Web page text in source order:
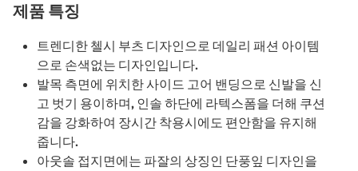
제품 특징
트렌디한 첼시 부츠 디자인으로 데일리 패션 아이템
으로 손색없는 디자인입니다.
발목 측면에 위치한 사이드 고어 밴딩으로 신발을 신
고 벗기 용이하며, 인솔 하단에 라텍스폼을 더해 쿠션
감을 강화하여 장시간 착용시에도 편안함을 유지해
줍니다.
아웃솔 접지면에는 파잘의 상징인 단풍잎 디자인을